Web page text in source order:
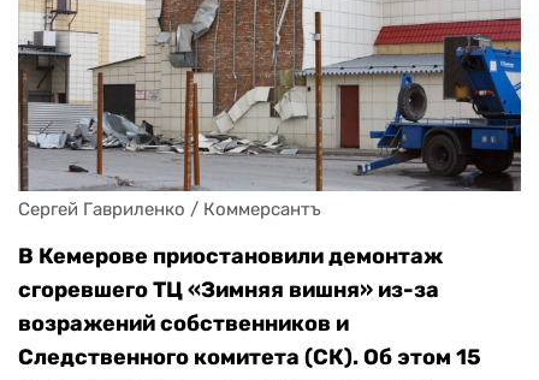
Сергей Гавриленко / Коммерсантъ
В Кемерове приостановили демонтаж
сгоревшего ТЦ «Зимняя вишня» из-за
возражений собственников и
Следственного комитета (СК). Об этом 15